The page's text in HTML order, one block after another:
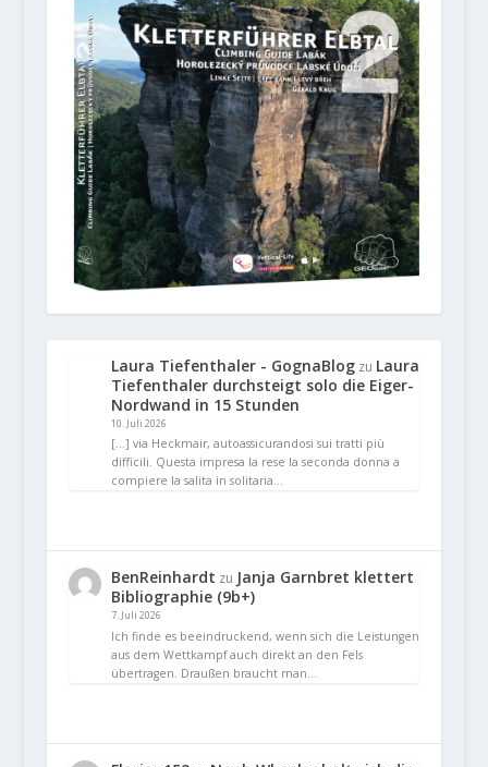
Laura Tiefenthaler - GognaBlogzu Laura
Tiefenthaler durchsteigt solo die Eiger-
Nordwand in 15 Stunden
10. Juli 2026
[…] via Heckmair, autoassicurandosi sui tratti più
difficili. Questa impresa la rese la seconda donna a
compiere la salita in solitaria…
BenReinhardt zu Janja Garnbret klettert
Bibliographie (9b+)
7. Juli 2026
Ich finde es beeindruckend, wenn sich die Leistungen
aus dem Wettkampf auch direkt an den Fels
übertragen. Draußen braucht man…